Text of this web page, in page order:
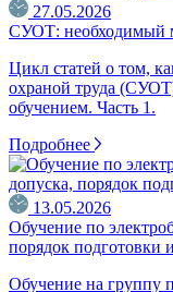
27.05.2026
СУОТ: необходимый
Цикл статей о том,
охраной труда
обучением. Часть 1.
Подробнее
13.05.2026
Обучение по
порядок подготовки
Обучение на группу